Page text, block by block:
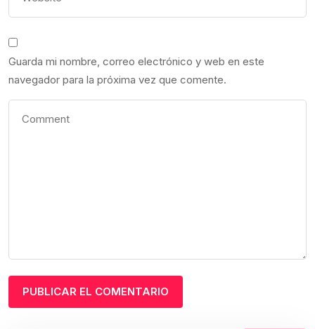
Guarda mi nombre, correo electrónico y web en este
navegador para la próxima vez que comente.